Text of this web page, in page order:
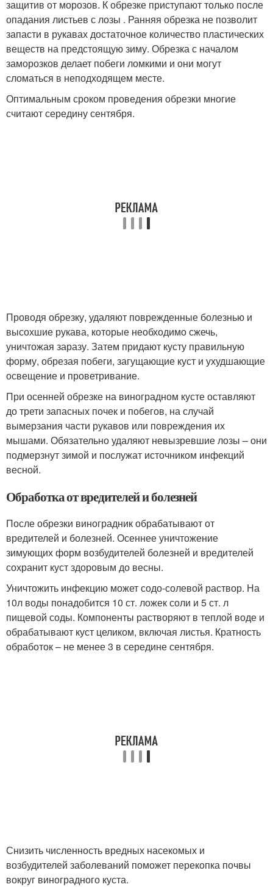
защитив от морозов. К обрезке приступают только после
опадания листьев с лозы . Ранняя обрезка не позволит
запасти в рукавах достаточное количество пластических
веществ на предстоящую зиму. Обрезка с началом
заморозков делает побеги ломкими и они могут
сломаться в неподходящем месте.
Оптимальным сроком проведения обрезки многие
считают середину сентября.
Проводя обрезку, удаляют поврежденные болезнью и
высохшие рукава, которые необходимо сжечь,
уничтожая заразу. Затем придают кусту правильную
форму, обрезая побеги, загущающие куст и ухудшающие
освещение и проветривание.
При осенней обрезке на виноградном кусте оставляют
до трети запасных почек и побегов, на случай
вымерзания части рукавов или повреждения их
мышами. Обязательно удаляют невызревшие лозы – они
подмерзнут зимой и послужат источником инфекций
весной.
Обработка от вредителей и болезней
После обрезки виноградник обрабатывают от
вредителей и болезней. Осеннее уничтожение
зимующих форм возбудителей болезней и вредителей
сохранит куст здоровым до весны.
Уничтожить инфекцию может содо-солевой раствор. На
10л воды понадобится 10 ст. ложек соли и 5 ст. л
пищевой соды. Компоненты растворяют в теплой воде и
обрабатывают куст целиком, включая листья. Кратность
обработок – не менее 3 в середине сентября.
Снизить численность вредных насекомых и
возбудителей заболеваний поможет перекопка почвы
вокруг виноградного куста.